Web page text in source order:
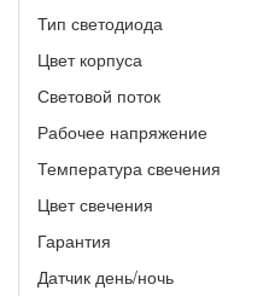
Тип светодиода
Цвет корпуса
Световой поток
Рабочее напряжение
Температура свечения
Цвет свечения
Гарантия
Датчик день/ночь